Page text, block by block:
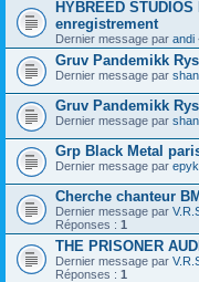
HYBREED
enregistrement
Dernier message par andi
Gruv Pandemikk
Dernier message par
Gruv Pandemikk
Dernier message par
Grp Black Metal
Dernier message par
Cherche chanteur BM
Dernier message par
Réponses : 1
THE PRISONER
Dernier message par
Réponses : 1